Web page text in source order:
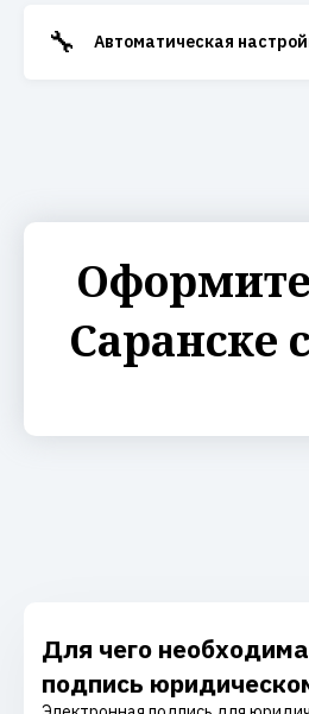
🔧 Автоматическая
Саранске
Для чего
подпись